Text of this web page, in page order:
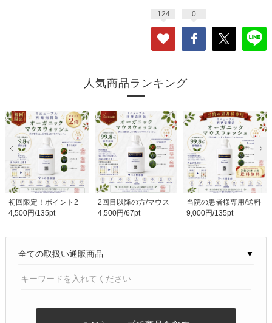
124 0
人気商品ランキング
初回限定！ポイント2
倍！定期購入は特別..
4,500円/135pt
2回目以降の方/マウス
ウオッシュ/完全日..
4,500円/67pt
当院の患者様専用/送料
無料！/２本おまと..
9,000円/135pt
▼